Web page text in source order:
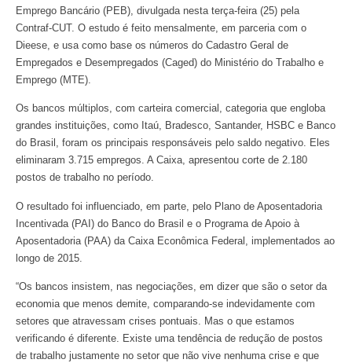
Emprego Bancário (PEB), divulgada nesta terça-feira (25) pela
Contraf-CUT. O estudo é feito mensalmente, em parceria com o
Dieese, e usa como base os números do Cadastro Geral de
Empregados e Desempregados (Caged) do Ministério do Trabalho e
Emprego (MTE).
Os bancos múltiplos, com carteira comercial, categoria que engloba
grandes instituições, como Itaú, Bradesco, Santander, HSBC e Banco
do Brasil, foram os principais responsáveis pelo saldo negativo. Eles
eliminaram 3.715 empregos. A Caixa, apresentou corte de 2.180
postos de trabalho no período.
O resultado foi influenciado, em parte, pelo Plano de Aposentadoria
Incentivada (PAI) do Banco do Brasil e o Programa de Apoio à
Aposentadoria (PAA) da Caixa Econômica Federal, implementados ao
longo de 2015.
“Os bancos insistem, nas negociações, em dizer que são o setor da
economia que menos demite, comparando-se indevidamente com
setores que atravessam crises pontuais. Mas o que estamos
verificando é diferente. Existe uma tendência de redução de postos
de trabalho justamente no setor que não vive nenhuma crise e que